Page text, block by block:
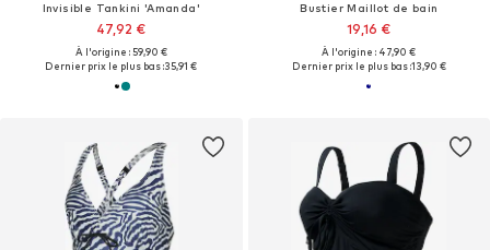
Invisible Tankini 'Amanda'
47,92 €
À l'origine : 59,90 €
Dernier prix le plus bas :35,91 €
Bustier Maillot de bain
19,16 €
À l'origine : 47,90 €
Dernier prix le plus bas :13,90 €